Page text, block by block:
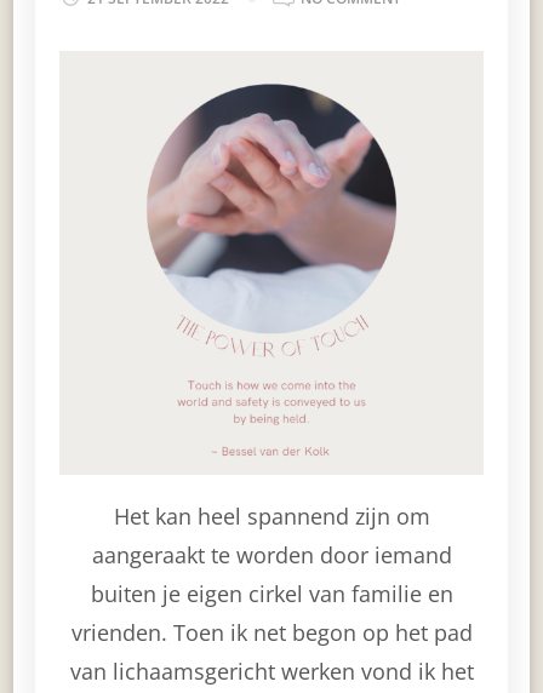
Het kan heel spannend zijn om
aangeraakt te worden door iemand
buiten je eigen cirkel van familie en
vrienden. Toen ik net begon op het pad
van lichaamsgericht werken vond ik het